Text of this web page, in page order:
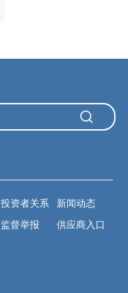
投资者关系
新闻动态
监督举报
供应商入口